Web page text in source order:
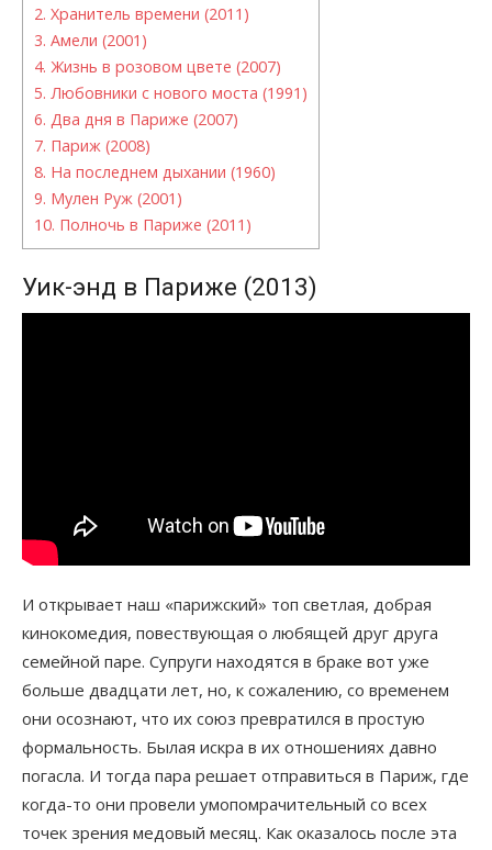
2. Хранитель времени (2011)
3. Амели (2001)
4. Жизнь в розовом цвете (2007)
5. Любовники с нового моста (1991)
6. Два дня в Париже (2007)
7. Париж (2008)
8. На последнем дыхании (1960)
9. Мулен Руж (2001)
10. Полночь в Париже (2011)
Уик-энд в Париже (2013)
И открывает наш «парижский» топ светлая, добрая
кинокомедия, повествующая о любящей друг друга
семейной паре. Супруги находятся в браке вот уже
больше двадцати лет, но, к сожалению, со временем
они осознают, что их союз превратился в простую
формальность. Былая искра в их отношениях давно
погасла. И тогда пара решает отправиться в Париж, где
когда-то они провели умопомрачительный со всех
точек зрения медовый месяц. Как оказалось после эта